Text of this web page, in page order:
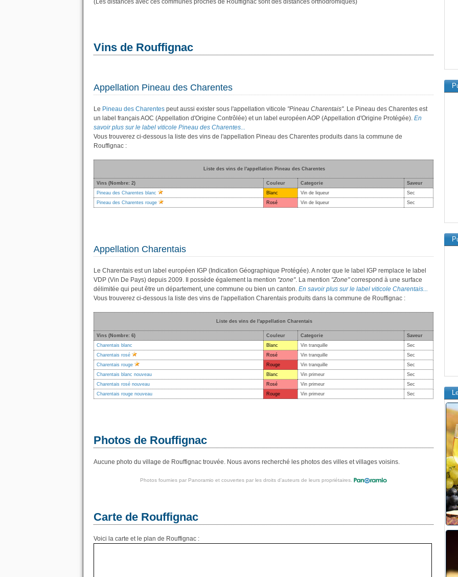
(Les distances avec ces communes proches de Rouffignac sont des distances orthodromiques)
Vins de Rouffignac
Appellation Pineau des Charentes
Le Pineau des Charentes peut aussi exister sous l'appellation viticole "Pineau Charentais". Le Pineau des Charentes est
un label français AOC (Appellation d'Origine Contrôlée) et un label européen AOP (Appellation d'Origine Protégée). En
savoir plus sur le label viticole Pineau des Charentes...
Vous trouverez ci-dessous la liste des vins de l'appellation Pineau des Charentes produits dans la commune de
Rouffignac :
Liste des vins de l'appellation Pineau des Charentes
Vins (Nombre: 2) Couleur Categorie
Saveur
Pineau des Charentes blanc
Blanc Vin de liqueur
Sec
Pineau des Charentes rouge
Rosé Vin de liqueur Sec
Appellation Charentais
Le Charentais est un label européen IGP (Indication Géographique Protégée). A noter que le label IGP remplace le label
VDP (Vin De Pays) depuis 2009. Il possède également la mention "zone". La mention "Zone"correspond à une surface
délimitée qui peut être un département, une commune ou bien un canton. En savoir plus sur le label viticole Charentais...
Vous trouverez ci-dessous la liste des vins de l'appellation Charentais produits dans la commune de Rouffignac :
Liste des vins de l'appellation Charentais
Vins (Nombre: 6) Couleur Categorie
Saveur
Charentais blanc
Blanc Vin tranquille
Sec
Charentais rosé
Rosé Vin tranquille
Sec
Charentais rouge
Rouge Vin tranquille
Sec
Charentais blanc nouveau
Blanc Vin primeur
Sec
Charentais rosé nouveau
Rosé Vin primeur
Sec
Charentais rouge nouveau
Rouge Vin primeur Sec
Photos de Rouffignac
Aucune photo du village de Rouffignac trouvée. Nous avons recherché les photos des villes et villages voisins.
Photos fournies par Panoramio et couvertes par les droits d'auteurs de leurs propriétaires.
Carte de Rouffignac
Voici la carte et le plan de Rouffignac :